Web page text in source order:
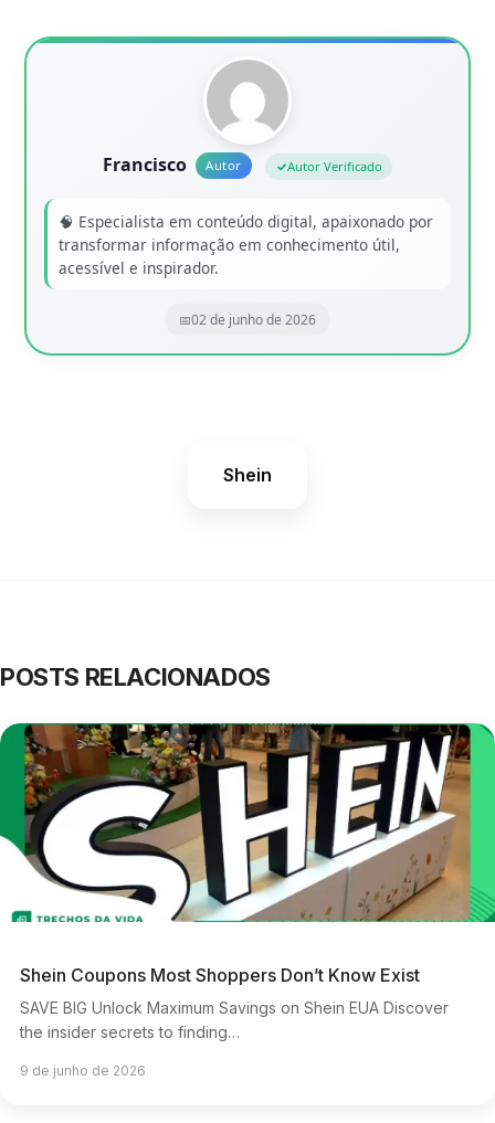
Francisco Autor Verificado
🧠 Especialista em conteúdo digital, apaixonado por
transformar informação em conhecimento útil,
acessível e inspirador.
02 de junho de 2026
Shein
POSTS RELACIONADOS
Shein Coupons Most Shoppers Don’t Know Exist
SAVE BIG Unlock Maximum Savings on Shein EUA Discover
the insider secrets to finding…
9 de junho de 2026